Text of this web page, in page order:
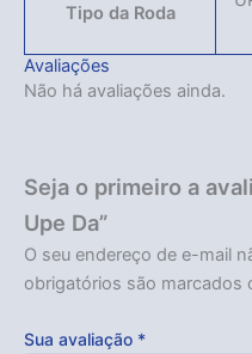
Tipo da Roda
Avaliações
Não há avaliações ainda.
Seja o primeiro a
Upe Da”
O seu endereço de e-mail
obrigatórios são marcados
Sua avaliação *